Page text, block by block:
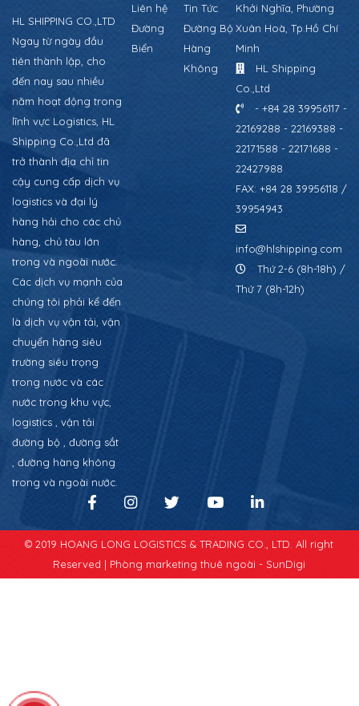
HL SHIPPING CO.,LTD
Ngay từ ngày đầu
tiên thành lập, cho
đến nay sau nhiều
năm hoạt động trong
lĩnh vực Logistics, HL
Shipping Co.,Ltd đã
trở thành địa chỉ tin
cậy cung cấp dịch vụ
logistics và đại lý
hàng hải cho các chủ
hàng, chủ tàu lớn
trong và ngoài nước.
Các dịch vụ mạnh của
chúng tôi phải kể đến
là dịch vụ vận tải, vận
chuyển hàng siêu
trường siêu trọng
trong nước và các
nước trong khu vực,
logistics , vận tải
đường bộ , đường sắt
, đường hàng không
trong và ngoài nước.
Liên hệ
Tin Tức
Đường
Biển
Đường Bộ
Hàng
Không
Khởi Nghĩa, Phường
Xuân Hoà, Tp.Hồ Chí
Minh
HL Shipping
Co.,Ltd
- +84 28 39956117 -
22169288 - 22169388 -
22171588 - 22171688 -
22427988
FAX: +84 28 39956118 /
39954943
info@hlshipping.com
Thứ 2-6 (8h-18h) /
Thứ 7 (8h-12h)
© 2019 HOANG LONG LOGISTICS & TRADING CO., LTD. All right
Reserved | Phòng marketing thuê ngoài - SunDigi